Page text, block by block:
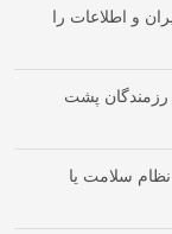
و اطلاعات را
رزمندگان پشت
سلامت یا